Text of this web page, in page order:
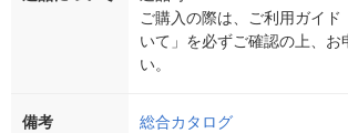
ご購入の際は、ご利用ガイド
いて」を必ずご確認の上、お
い。
備考 総合カタログ